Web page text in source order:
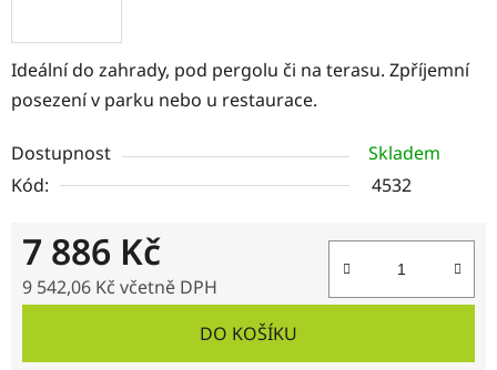
Ideální do zahrady, pod pergolu či na terasu. Zpříjemní
posezení v parku nebo u restaurace.
Dostupnost
Skladem
Kód:
4532
7 886 Kč
9 542,06 Kč včetně DPH
DO KOŠÍKU